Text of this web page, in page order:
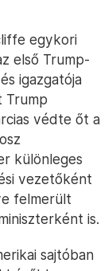
mint az,
szerepét
alá tartozik
ügyész
kezdett
alatt
ügyészség
egykori